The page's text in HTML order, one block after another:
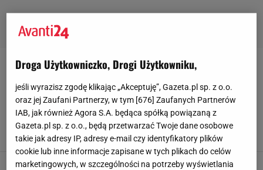
DLUGIE-KOLCZYKI
Biżuteria grawerowana to pomysł na prezent
pełen emocji. Sprawdzi się na komunię czy
chrzciny
Klaudia Kierzkowska,9 KWIETNIA 2026, 17:12
Kolczyki tej marki wyglądają zjawiskowo, a
Droga Użytkowniczko, Drogi Użytkowniku,
jeśli wyrazisz zgodę klikając „Akceptuję”, Gazeta.pl sp. z o.o.
oraz jej Zaufani Partnerzy, w tym [676] Zaufanych Partnerów
IAB, jak również Agora S.A. będąca spółką powiązaną z
Gazeta.pl sp. z o.o., będą przetwarzać Twoje dane osobowe
takie jak adresy IP, adresy e-mail czy identyfikatory plików
cookie lub inne informacje zapisane w tych plikach do celów
marketingowych, w szczególności na potrzeby wyświetlania